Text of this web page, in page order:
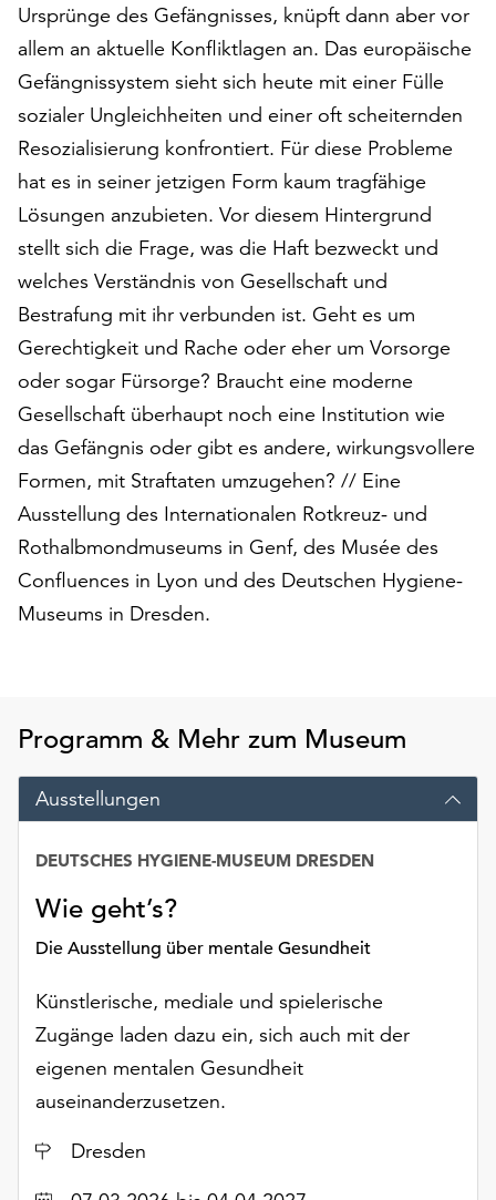
Einverständnis
jederzeit
und
widerrufen.
Dafür
steht
Ihnen
am
Ende
der
Seite
die
Schaltfläche
„Cookie-
Einstellungen“
zur
Verfügung.
Funktionale
Cookies
werden
auch
ohne
Ihr
Einverständnis
Sie
die
verwendeten
Cookies
erreichen
Sie
die
Einstellungen
die
Schaltfläche
„Auswählen“.
Weitere
finden
Sie
Ursprünge des Gefängnisses, knüpft dann aber vor
allem an aktuelle Konfliktlagen an. Das europäische
Gefängnis­system sieht sich heute mit einer Fülle
sozialer Ungleichheiten und einer oft scheiternden
Resozialisierung konfrontiert. Für diese Probleme
hat es in seiner jetzigen Form kaum tragfähige
Lösungen anzubieten. Vor diesem Hintergrund
stellt sich die Frage, was die Haft bezweckt und
welches Verständnis von Gesellschaft und
Bestrafung mit ihr ver­bunden ist. Geht es um
Gerechtigkeit und Rache oder eher um Vorsorge
oder sogar Fürsorge? Braucht eine moderne
Gesellschaft überhaupt noch eine Institution wie
das Gefängnis oder gibt es andere, wirkungsvollere
Formen, mit Straftaten umzugehen? // Eine
Ausstellung des Internationalen Rotkreuz- und
Rothalbmondmuseums in Genf, des Musée des
Confluences in Lyon und des Deutschen Hygiene-
Museums in Dresden.
Programm & Mehr zum Museum
Ausstellungen
Wie geht’s?
Die Ausstellung über mentale Gesundheit
DEUTSCHES HYGIENE-MUSEUM DRESDEN
Künstlerische, mediale und spielerische
Zugänge laden dazu ein, sich auch mit der
eigenen mentalen Gesundheit
auseinanderzusetzen.
Ort
Dresden